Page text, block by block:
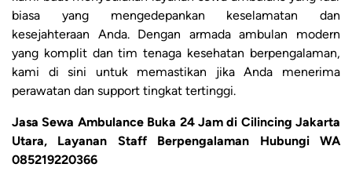
biasa yang mengedepankan keselamatan dan
kesejahteraan Anda. Dengan armada ambulan modern
yang komplit dan tim tenaga kesehatan berpengalaman,
kami di sini untuk memastikan jika Anda menerima
perawatan dan support tingkat tertinggi.
Jasa Sewa Ambulance Buka 24 Jam di Cilincing Jakarta
Utara, Layanan Staff Berpengalaman Hubungi WA
085219220366